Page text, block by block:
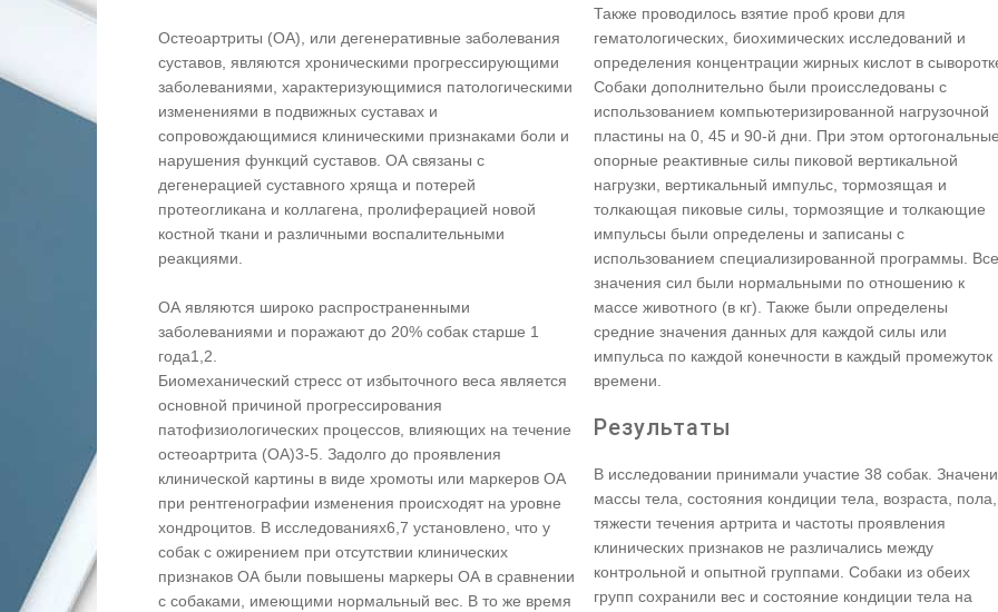
Остеоартриты (ОА), или дегенеративные заболевания
суставов, являются хроническими прогрессирующими
заболеваниями, характеризующимися патологическими
изменениями в подвижных суставах и
сопровождающимися клиническими признаками боли и
нарушения функций суставов. ОА связаны с
дегенерацией суставного хряща и потерей
протеогликана и коллагена, пролиферацией новой
костной ткани и различными воспалительными
реакциями.
ОА являются широко распространенными
заболеваниями и поражают до 20% собак старше 1
года1,2.
Биомеханический стресс от избыточного веса является
основной причиной прогрессирования
патофизиологических процессов, влияющих на течение
остеоартрита (ОА)3-5. Задолго до проявления
клинической картины в виде хромоты или маркеров ОА
при рентгенографии изменения происходят на уровне
хондроцитов. В исследованиях6,7 установлено, что у
собак с ожирением при отсутствии клинических
признаков ОА были повышены маркеры ОА в сравнении
с собаками, имеющими нормальный вес. В то же время
Также проводилось взятие проб крови для
гематологических, биохимических исследований и
определения концентрации жирных кислот в
Собаки дополнительно были происследованы с
использованием компьютеризированной нагрузочной
пластины на 0, 45 и 90-й дни. При этом
опорные реактивные силы пиковой вертикальной
нагрузки, вертикальный импульс, тормозящая и
толкающая пиковые силы, тормозящие и толкающие
импульсы были определены и записаны с
использованием специализированной программы. Все
значения сил были нормальными по отношению к
массе животного (в кг). Также были определены
средние значения данных для каждой силы или
импульса по каждой конечности в каждый промежуток
времени.
Результаты
В исследовании принимали участие 38 собак.
массы тела, состояния кондиции тела, возраста, пола,
тяжести течения артрита и частоты проявления
клинических признаков не различались между
контрольной и опытной группами. Собаки из обеих
групп сохранили вес и состояние кондиции тела на